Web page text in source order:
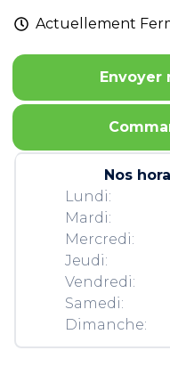
Actuellement
Envoyer
Nos
Lundi:
Mardi:
Mercredi:
Jeudi:
Vendredi:
Samedi:
Dimanche: